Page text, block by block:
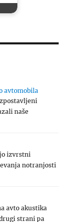
avtomobila
naše
izvrstni
notranjosti
avto akustika
strani pa